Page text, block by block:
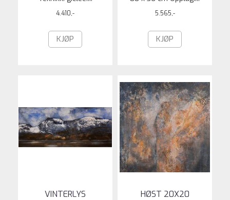
4.410,-
KJØP
5.565,-
KJØP
VINTERLYS HØST 20X20